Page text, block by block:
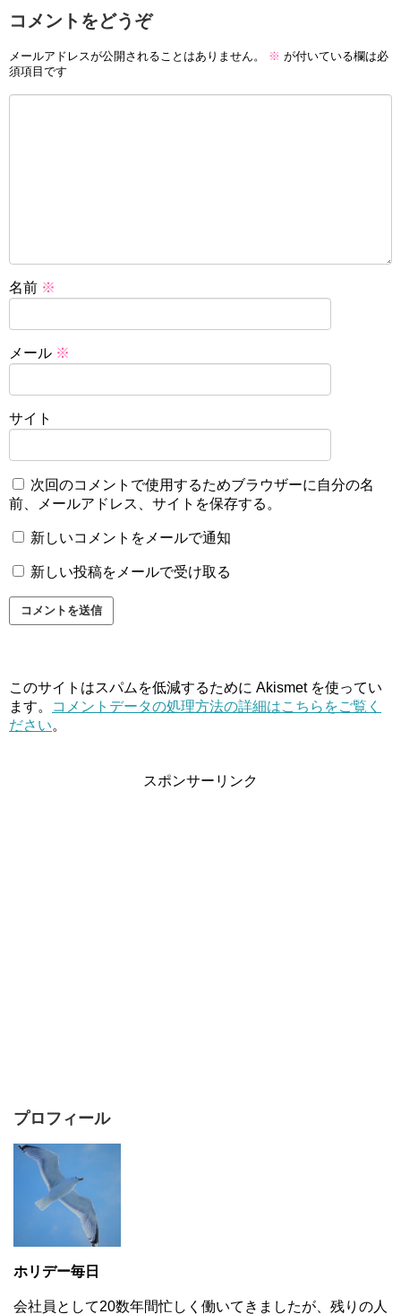
コメントをどうぞ
メールアドレスが公開されることはありません。 ※ が付いている欄は必
須項目です
名前 ※
メール ※
サイト
次回のコメントで使用するためブラウザーに自分の名
前、メールアドレス、サイトを保存する。
新しいコメントをメールで通知
新しい投稿をメールで受け取る
このサイトはスパムを低減するために Akismet を使ってい
ます。
コメントデータの処理方法の詳細はこちらをご覧く
ださい。
スポンサーリンク
プロフィール
ホリデー毎日
会社員として20数年間忙しく働いてきましたが、残りの人